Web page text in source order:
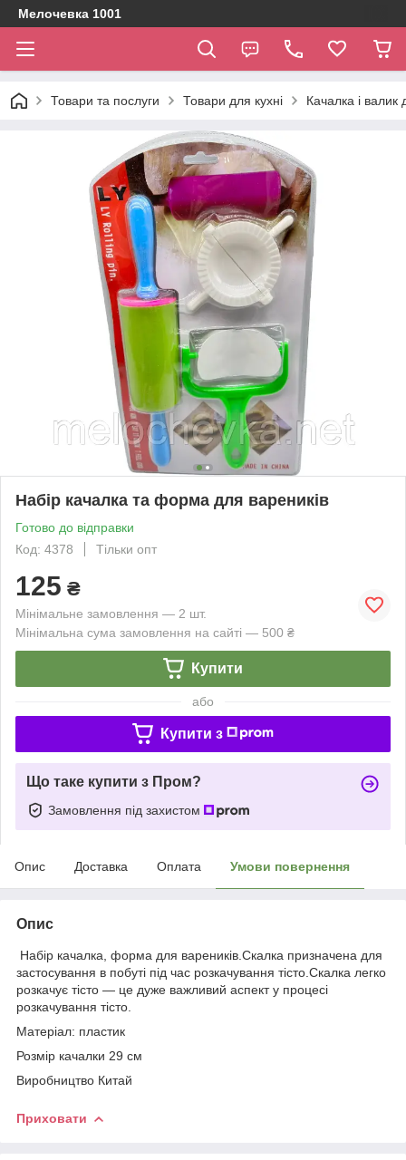
Мелочевка 1001
Товари та послуги Товари для кухні Качалка і валик
Набір качалка та форма для вареників
Готово до відправки
Код: 4378
Тільки опт
125 ₴
Мінімальне замовлення — 2 шт.
Мінімальна сума замовлення на сайті — 500 ₴
Купити
або
Купити з
Що таке купити з Пром?
Замовлення під захистом
Опис Доставка Оплата Умови повернення
Опис
Набір качалка, форма для вареників.Скалка призначена для
застосування в побуті під час розкачування тісто.Скалка легко
розкачує тісто — це дуже важливий аспект у процесі
розкачування тісто.
Матеріал: пластик
Розмір качалки 29 см
Виробництво Китай
Приховати